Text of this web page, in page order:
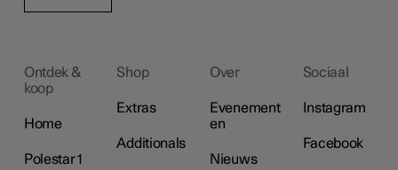
Ontdek &
koop
Home
Polestar 1
Shop
Extras
Additionals
Over
Evenement
en
Nieuws
Sociaal
Instagram
Facebook